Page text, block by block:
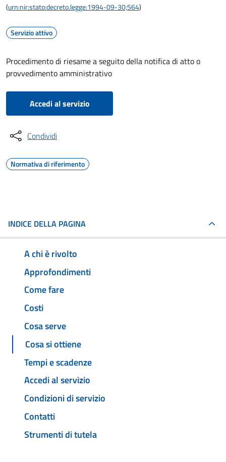
(urn:nir:stato:decreto.legge:1994-09-30;564)
Servizio attivo
Procedimento di riesame a seguito della notifica di atto o
provvedimento amministrativo
Accedi al servizio
Condividi
Normativa di riferimento
INDICE DELLA PAGINA
A chi è rivolto
Approfondimenti
Come fare
Costi
Cosa serve
Cosa si ottiene
Tempi e scadenze
Accedi al servizio
Condizioni di servizio
Contatti
Strumenti di tutela